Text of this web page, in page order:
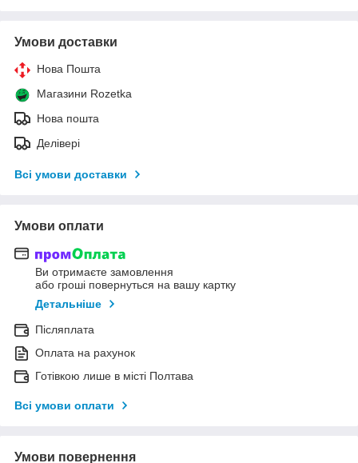
Умови доставки
Нова Пошта
Магазини Rozetka
Нова пошта
Делівері
Всі умови доставки
Умови оплати
Ви отримаєте замовлення
або гроші повернуться на вашу картку
Детальніше
Післяплата
Оплата на рахунок
Готівкою лише в місті Полтава
Всі умови оплати
Умови повернення